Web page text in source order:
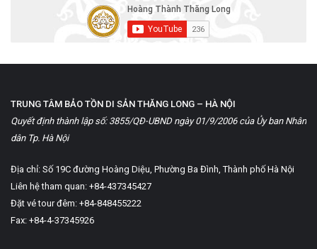
TRUNG TÂM BẢO TỒN DI SẢN THĂNG LONG – HÀ NỘI
Quyết định thành lập số: 3855/QĐ-UBND ngày 01/9/2006 của Ủy ban Nhân
dân Tp. Hà Nội
Địa chỉ: Số 19C đường Hoàng Diệu, Phường Ba Đình, Thành phố Hà Nội
Liên hệ tham quan: +84-437345427
Đặt vé tour đêm: +84-848455222
Fax: +84-4-37345926